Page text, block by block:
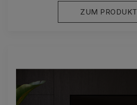
ZUM PRODUKT